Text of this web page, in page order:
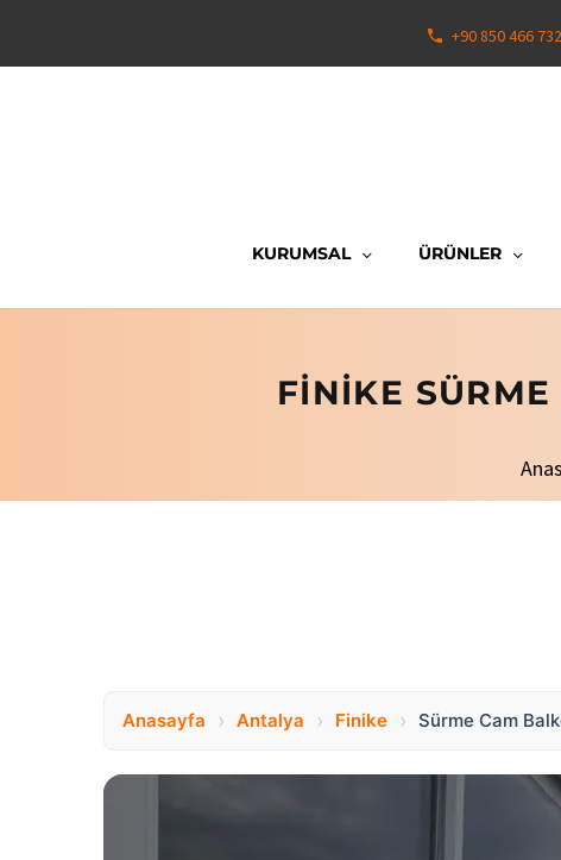
+90 850 466
KURUMSAL ÜRÜNLER
FINIKE
Anasayfa › Antalya › Finike › Sürme Cam